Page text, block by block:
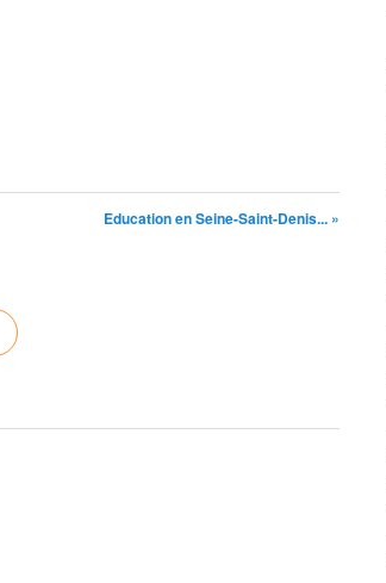
Education en Seine-Saint-Denis... »